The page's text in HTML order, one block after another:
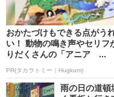
おかたづけもできる点がう
い！ 動物の鳴き声やセリフ
りだくさんの「アニア ...
PR(タカラトミー｜Hugkum)
雨の日の道